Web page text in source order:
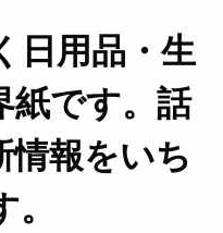
日用品・生
紙です。話
情報をいち